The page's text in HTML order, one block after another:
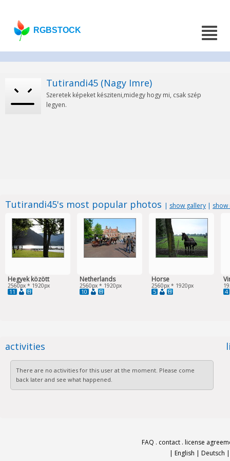
RGBSTOCK
Tutirandi45 (Nagy Imre)
Szeretek képeket késziteni,midegy hogy mi, csak szép
legyen.
Tutirandi45's most popular photos | show gallery |
Hegyek között
2560px * 1920px
11
Netherlands
2560px * 1920px
10
Horse
2560px * 1920px
5 4
activities
There are no activities for this user at the moment. Please come
back later and see what happened.
FAQ . contact . license
| English | Deutsch